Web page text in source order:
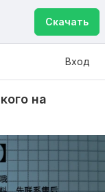
Скачать
Вход
на